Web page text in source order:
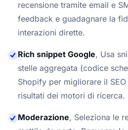
recensione tramite email e
feedback e guadagnare la
interazioni dirette.
Rich snippet Google, Usa
stelle aggregata (codice
Shopify per migliorare il
risultati dei motori di ricerca.
Moderazione, Seleziona le